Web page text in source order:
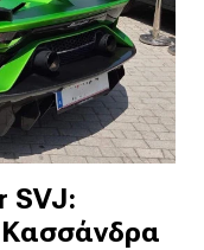
SVJ:
Κασσάνδρα